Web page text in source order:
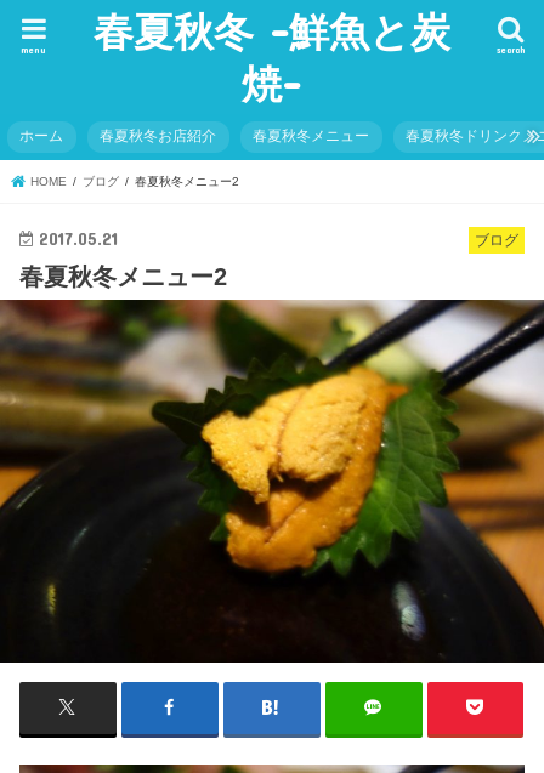
春夏秋冬 -鮮魚と炭
焼-
search
menu
ホーム 春夏秋冬お店紹介 春夏秋冬メニュー 春夏秋冬ドリンクメ
HOME ブログ 春夏秋冬メニュー2
ブログ
2017.05.21
春夏秋冬メニュー2